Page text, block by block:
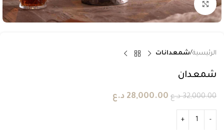
انقر للتكبير
الرئيسية شمعدانات
شمعدان
32,000.00 د.ع 28,000.00 د.ع